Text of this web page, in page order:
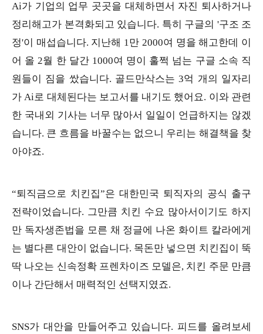
Ai가 기업의 업무 곳곳을 대체하면서 자진 퇴사하거나
정리해고가 본격화되고 있습니다. 특히 구글의 '구조 조
정'이 매섭습니다. 지난해 1만 2000여 명을 해고한데 이
어 올 2월 한 달간 1000여 명이 훌쩍 넘는 구글 소속 직
원들이 짐을 쌌습니다. 골드만삭스는 3억 개의 일자리
가 Ai로 대체된다는 보고서를 내기도 했어요. 이와 관련
한 국내외 기사는 너무 많아서 일일이 언급하지는 않겠
습니다. 큰 흐름을 바꿀수는 없으니 우리는 해결책을 찾
아야죠.
“퇴직금으로 치킨집”은 대한민국 퇴직자의 공식 출구
전략이었습니다. 그만큼 치킨 수요 많아서이기도 하지
만 독자생존법을 모른 채 정글에 나온 화이트 칼라에게
는 별다른 대안이 없습니다. 목돈만 넣으면 치킨집이 뚝
딱 나오는 신속정확 프렌차이즈 모델은, 치킨 주문 만큼
이나 간단해서 매력적인 선택지였죠.
SNS가 대안을 만들어주고 있습니다. 피드를 올려보세